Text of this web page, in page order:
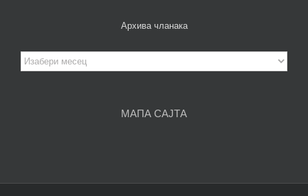
Архива чланака
Архива
чланака
МАПА САЈТА